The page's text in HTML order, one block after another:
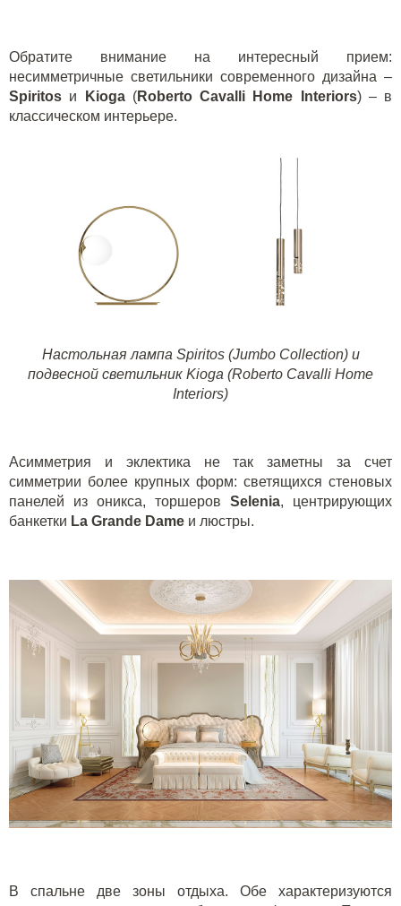
Обратите внимание на интересный прием:
несимметричные светильники современного дизайна –
Spiritos и Kioga(Roberto Cavalli Home Interiors) – в
классическом интерьере.
Настольная лампаSpiritos (Jumbo Collection) и
подвесной светильник Kioga (Roberto Cavalli Home
Interiors)
Асимметрия и эклектика не так заметны за счет
симметрии более крупных форм: светящихся стеновых
панелей из оникса, торшеров Selenia, центрирующих
банкетки La Grande Dame и люстры.
В спальне две зоны отдыха. Обе характеризуются